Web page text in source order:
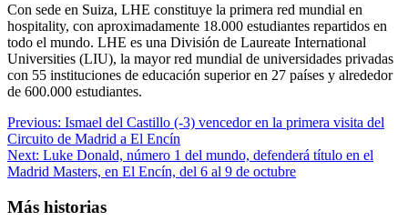
Con sede en Suiza, LHE constituye la primera red mundial en
hospitality, con aproximadamente 18.000 estudiantes repartidos en
todo el mundo. LHE es una División de Laureate International
Universities (LIU), la mayor red mundial de universidades privadas
con 55 instituciones de educación superior en 27 países y alrededor
de 600.000 estudiantes.
Navegación
de
entradas
Previous: Ismael del Castillo (-3) vencedor en la primera visita del
Circuito de Madrid a El Encín
Next: Luke Donald, número 1 del mundo, defenderá título en el
Madrid Masters, en El Encín, del 6 al 9 de octubre
Más historias